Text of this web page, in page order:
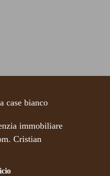
immobiliare
Cristian